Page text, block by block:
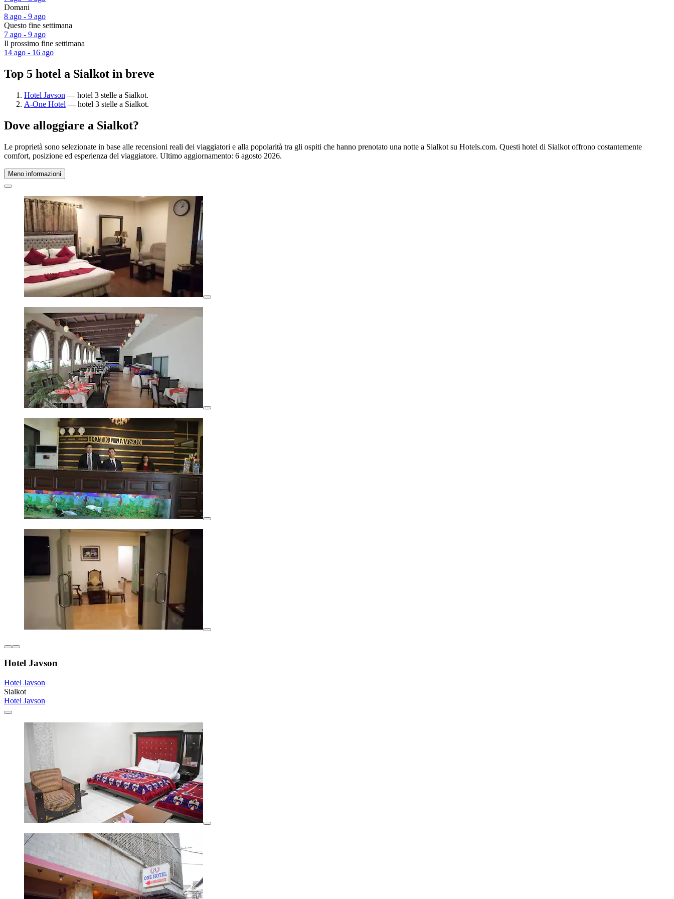
Domani
8 ago - 9 ago
Questo fine settimana
7 ago - 9 ago
Il prossimo fine settimana
14 ago - 16 ago
Top 5 hotel a Sialkot in breve
Hotel Javson — hotel 3 stelle a Sialkot.
A-One Hotel — hotel 3 stelle a Sialkot.
Dove alloggiare a Sialkot?
Le proprietà sono selezionate in base alle recensioni reali dei viaggiatori e alla popolarità tra gli ospiti che hanno prenotato una notte a Sialkot su Hotels.com. Questi hotel di Sialkot offrono costantemente
comfort, posizione ed esperienza del viaggiatore. Ultimo aggiornamento: 6 agosto 2026.
Meno informazioni
Hotel Javson
Hotel Javson
Sialkot
Hotel Javson